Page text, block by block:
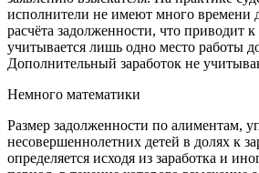
исполнители не имеют много времени
расчёта задолженности, что приводит
учитывается лишь одно место работы
Дополнительный заработок не
Немного математики
Размер задолженности по алиментам,
несовершеннолетних детей в долях к
определяется исходя из заработка и